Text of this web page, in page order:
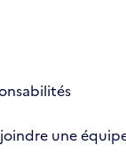
une